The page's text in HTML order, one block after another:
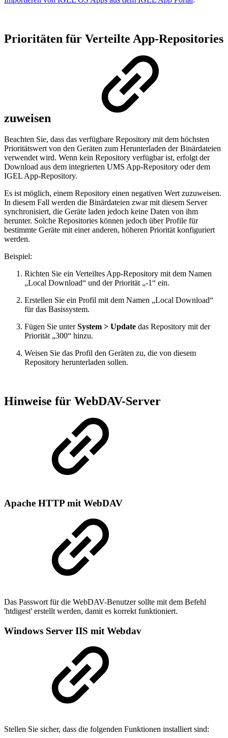
Prioritäten für Verteilte App-Repositories
zuweisen
Beachten Sie, dass das verfügbare Repository mit dem höchsten
Prioritätswert von den Geräten zum Herunterladen der Binärdateien
verwendet wird. Wenn kein Repository verfügbar ist, erfolgt der
Download aus dem integrierten UMS App-Repository oder dem
IGEL App-Repository.
Es ist möglich, einem Repository einen negativen Wert zuzuweisen.
In diesem Fall werden die Binärdateien zwar mit diesem Server
synchronisiert, die Geräte laden jedoch keine Daten von ihm
herunter. Solche Repositories können jedoch über Profile für
bestimmte Geräte mit einer anderen, höheren Priorität konfiguriert
werden.
Beispiel:
Richten Sie ein Verteiltes App-Repository mit dem Namen
„Local Download“ und der Priorität „-1“ ein.
Erstellen Sie ein Profil mit dem Namen „Local Download“
für das Basissystem.
Fügen Sie unterSystem > Update das Repository mit der
Priorität „300“ hinzu.
Weisen Sie das Profil den Geräten zu, die von diesem
Repository herunterladen sollen.
Hinweise für WebDAV-Server
Apache HTTP mit WebDAV
Das Passwort für die WebDAV-Benutzer sollte mit dem Befehl
'htdigest' erstellt werden, damit es korrekt funktioniert.
Windows Server IIS mit Webdav
Stellen Sie sicher, dass die folgenden Funktionen installiert sind: